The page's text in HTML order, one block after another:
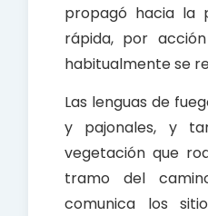
propagó hacia la
rápida, por
habitualmente se
Las lenguas de
y pajonales, y
vegetación que
tramo del
comunica los